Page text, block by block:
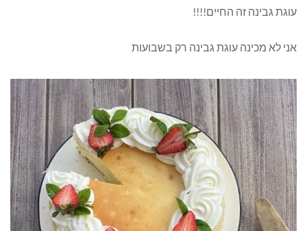
עוגת גבינה זה החיים!!!!
אני לא מכינה עוגת גבינה רק בשבועות